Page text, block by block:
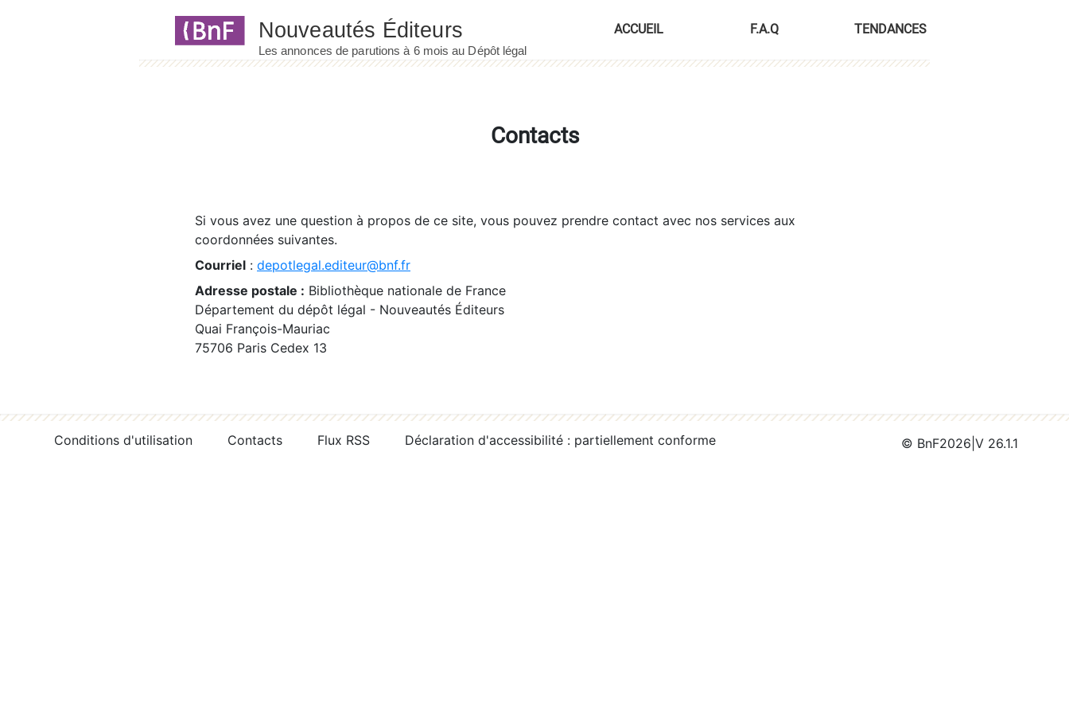
ACCUEIL F.A.Q TENDANCES
Contacts
Si vous avez une question à propos de ce site, vous pouvez prendre contact avec nos services aux
coordonnées suivantes.
Courriel : depotlegal.editeur@bnf.fr
Adresse postale : Bibliothèque nationale de France
Département du dépôt légal - Nouveautés Éditeurs
Quai François-Mauriac
75706 Paris Cedex 13
Conditions d'utilisation Contacts Flux RSS Déclaration d'accessibilité : partiellement conforme © BnF2026 V 26.1.1